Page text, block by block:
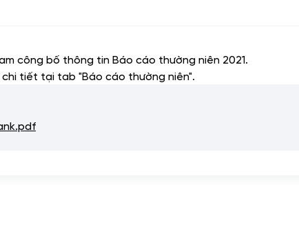
công bố thông tin Báo cáo thường niên 2021.
tiết tại tab "Báo cáo thường niên".